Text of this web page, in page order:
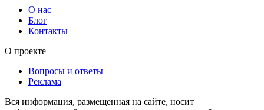
О нас
Блог
Контакты
О проекте
Вопросы и ответы
Реклама
Вся информация, размещенная на сайте, носит